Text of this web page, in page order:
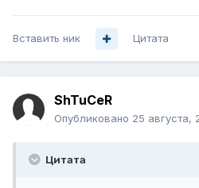
Вставить ник Цитата
ShTuCeR
Опубликовано 25 августа,
Цитата